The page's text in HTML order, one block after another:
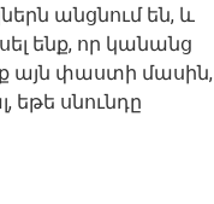
անցնում են, և
ենք, որ կանանց
այն փաստի մասին,
եթե սնունդը